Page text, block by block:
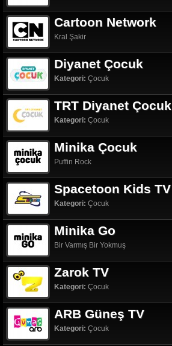
Cartoon Network
Kral Şakir
Diyanet Çocuk
Kategori: Çocuk
TRT Diyanet Çocuk
Kategori: Çocuk
Minika Çocuk
Puffin Rock
Spacetoon Kids TV
Kategori: Çocuk
Minika Go
Bir Varmış Bir Yokmuş
Zarok TV
Kategori: Çocuk
ARB Güneş TV
Kategori: Çocuk